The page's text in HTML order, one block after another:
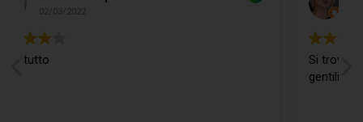
Si trova ogni cosa ed in più il Ragazzo è